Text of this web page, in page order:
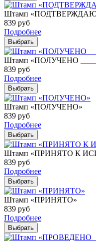
Штамп
839 руб
Подробнее
Выбрать
Штамп «ПОЛУЧЕНО
839 руб
Подробнее
Выбрать
Штамп «ПОЛУЧЕНО»
839 руб
Подробнее
Выбрать
Штамп «ПРИНЯТО К
839 руб
Подробнее
Выбрать
Штамп «ПРИНЯТО»
839 руб
Подробнее
Выбрать